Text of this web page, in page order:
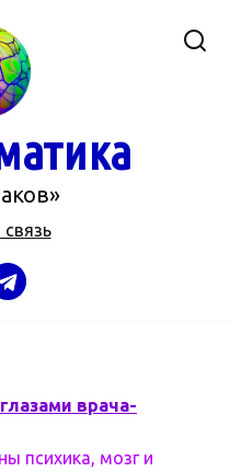
врача-
психика, мозг и